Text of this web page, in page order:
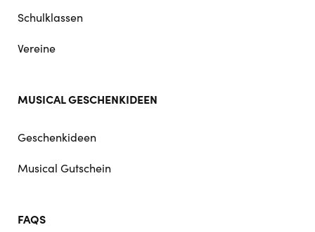
Schulklassen
Vereine
MUSICAL GESCHENKIDEEN
Geschenkideen
Musical Gutschein
FAQS